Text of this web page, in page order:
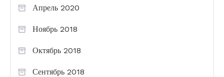
Апрель 2020
Ноябрь 2018
Октябрь 2018
Сентябрь 2018